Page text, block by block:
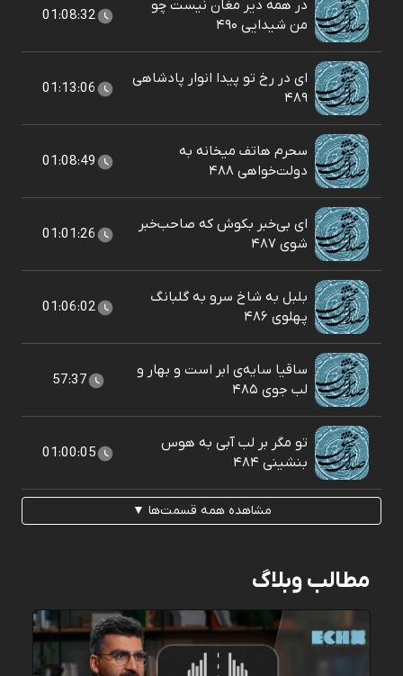
در همه دیر مغان نیست چو
من شیدایی ۴۹۰
01:08:32
ای در رخ تو پیدا انوار پادشاهی
۴۸۹
01:13:06
سحرم هاتف میخانه به
دولت‌خواهی ۴۸۸
01:08:49
ای بی‌خبر بکوش که صاحب‌خبر
شوی ۴۸۷
01:01:26
بلبل به شاخ سرو به گلبانگ
پهلوی ۴۸۶
01:06:02
ساقیا سایه‌ی ابر است و بهار و
لب جوی ۴۸۵
57:37
تو مگر بر لب آبی به هوس
بنشينی ۴۸۴
01:00:05
مشاهده همه قسمت‌ها ▼
مطالب وبلاگ